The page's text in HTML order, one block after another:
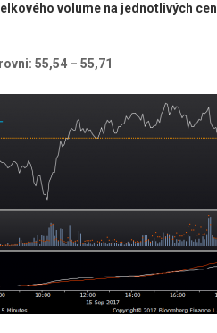
volume na jednotlivých
55,54 – 55,71